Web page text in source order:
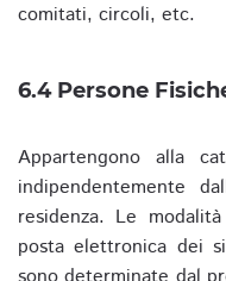
comitati, circoli, etc.
6.4 Persone
Appartengono alla
indipendentemente
residenza. Le
posta elettronica dei